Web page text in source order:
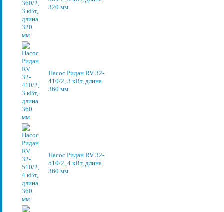
320 мм
Насос Ридан RV 32-
410/2, 3 кВт, длина
360 мм
Насос Ридан RV 32-
510/2, 4 кВт, длина
360 мм